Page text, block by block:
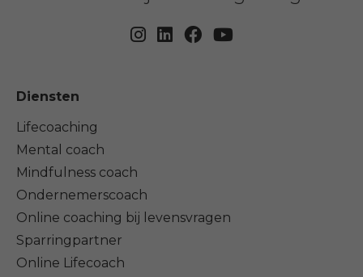
Diensten
Lifecoaching
Mental coach
Mindfulness coach
Ondernemerscoach
Online coaching bij levensvragen
Sparringpartner
Online Lifecoach